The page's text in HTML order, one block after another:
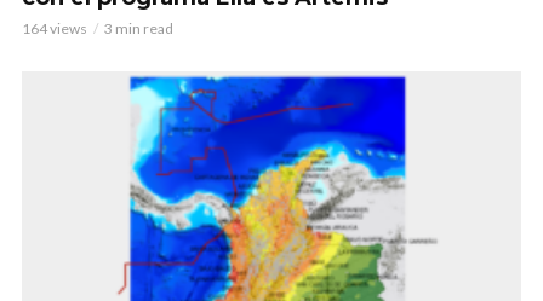
164 views 3 min read